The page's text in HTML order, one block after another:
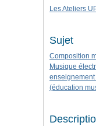
Les Ateliers
Sujet
Composition
Musique
(éducation